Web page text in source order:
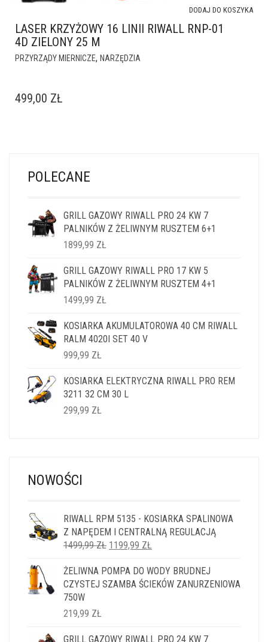
LASER KRZYŻOWY 16 LINII RIWALL RNP-01
4D ZIELONY 25 M
PRZYRZĄDY MIERNICZE, NARZĘDZIA
DODAJ DO KOSZYKA
499,00 ZŁ
POLECANE
GRILL GAZOWY RIWALL PRO 24 KW 7
PALNIKÓW Z ŻELIWNYM RUSZTEM 6+1
1899,99 ZŁ
GRILL GAZOWY RIWALL PRO 17 KW 5
PALNIKÓW Z ŻELIWNYM RUSZTEM 4+1
1499,99 ZŁ
KOSIARKA AKUMULATOROWA 40 CM RIWALL
RALM 4020I SET 40 V
999,99 ZŁ
KOSIARKA ELEKTRYCZNA RIWALL PRO REM
3211 32 CM 30 L
299,99 ZŁ
NOWOŚCI
RIWALL RPM 5135 - KOSIARKA SPALINOWA
Z NAPĘDEM I CENTRALNĄ REGULACJĄ
1499,99ZŁ PIERWOTNA
WYNOSIŁA:
1499,99 ZŁ.
1199,99 ZŁ
WYNOSI:
1199,99 ZŁ.
ŻELIWNA POMPA DO WODY BRUDNEJ
CZYSTEJ SZAMBA ŚCIEKÓW ZANURZENIOWA
750W
219,99 ZŁ
GRILL GAZOWY RIWALL PRO 24 KW 7